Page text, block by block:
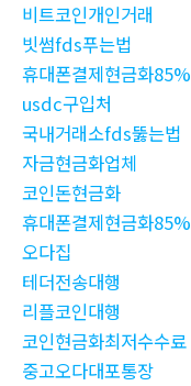
비트코인개인거래
빗썸fds푸는법
휴대폰결제현금화85%
usdc구입처
국내거래소fds뚫는법
자금현금화업체
코인돈현금화
휴대폰결제현금화85%
오다집
테더전송대행
리플코인대행
코인현금화최저수수료
중고오다대포통장